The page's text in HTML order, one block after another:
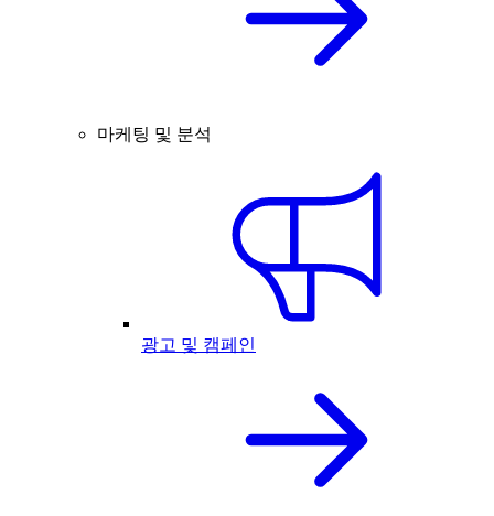
마케팅 및 분석
광고 및 캠페인